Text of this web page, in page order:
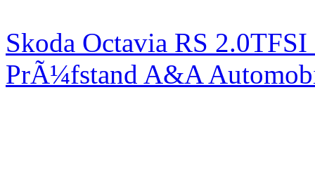
Skoda Octavia RS
PrÃ¼fstand A&A